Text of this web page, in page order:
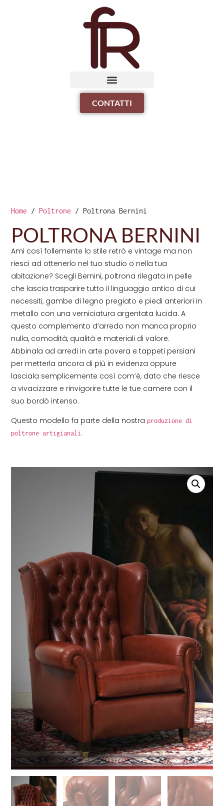
CONTATTI
Home / Poltrone / Poltrona Bernini
POLTRONA BERNINI
Ami così follemente lo stile retrò e vintage ma non
riesci ad ottenerlo nel tuo studio o nella tua
abitazione? Scegli Bernini, poltrona rilegata in pelle
che lascia trasparire tutto il linguaggio antico di cui
necessiti, gambe di legno pregiato e piedi anteriori in
metallo con una verniciatura argentata lucida. A
questo complemento d’arredo non manca proprio
nulla, comodità, qualità e materiali di valore.
Abbinala ad arredi in arte povera e tappeti persiani
per metterla ancora di più in evidenza oppure
lasciala semplicemente così com’è, dato che riesce
a vivacizzare e rinvigorire tutte le tue camere con il
suo bordò intenso.
Questo modello fa parte della nostraproduzione di
poltrone artigianali.